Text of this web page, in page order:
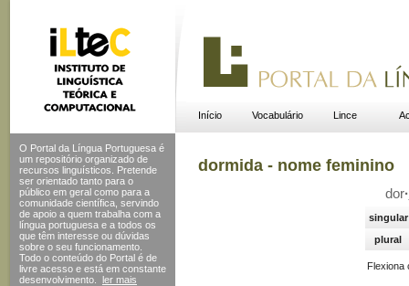
Início Vocabulário Lince
O Portal da Língua Portuguesa é
um repositório organizado de
recursos linguísticos. Pretende
ser orientado tanto para o
público em geral como para a
comunidade científica, servindo
de apoio a quem trabalha com a
língua portuguesa e a todos os
que têm interesse ou dúvidas
sobre o seu funcionamento.
Todo o conteúdo do Portal é de
livre acesso e está em constante
desenvolvimento.
ler mais
dormida - nome feminino
dor·
singular
plural
Flexiona